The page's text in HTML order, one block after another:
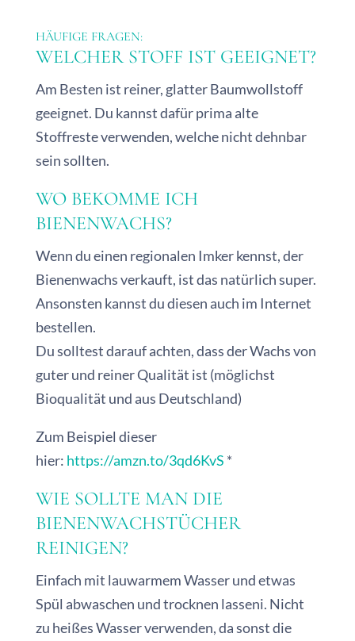
HÄUFIGE FRAGEN:
WELCHER STOFF IST GEEIGNET?
Am Besten ist reiner, glatter Baumwollstoff
geeignet. Du kannst dafür prima alte
Stoffreste verwenden, welche nicht dehnbar
sein sollten.
WO BEKOMME ICH
BIENENWACHS?
Wenn du einen regionalen Imker kennst, der
Bienenwachs verkauft, ist das natürlich super.
Ansonsten kannst du diesen auch im Internet
bestellen.
Du solltest darauf achten, dass der Wachs von
guter und reiner Qualität ist (möglichst
Bioqualität und aus Deutschland)
Zum Beispiel dieser
hier: https://amzn.to/3qd6KvS *
WIE SOLLTE MAN DIE
BIENENWACHSTÜCHER
REINIGEN?
Einfach mit lauwarmem Wasser und etwas
Spül abwaschen und trocknen lasseni. Nicht
zu heißes Wasser verwenden, da sonst die